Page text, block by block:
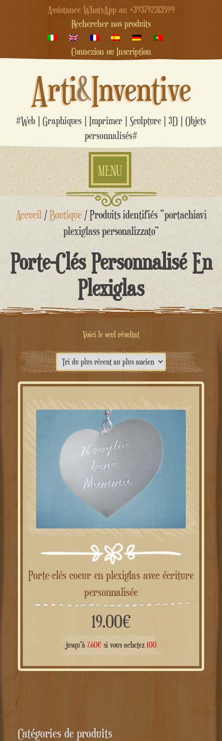
Assistance WhatsApp au +393792313599
Rechercher nos produits
Connexion ou Inscription
Arti&Inventive
#Web | Graphiques | Imprimer | Sculpture | 3D | Objets
personnalisés#
MENU
Aller
Accueil /Boutique/ Produits identifiés “portachiavi
plexiglass personalizzato”
Porte-Clés Personnalisé En
Plexiglas
Voici le seul résultat
Porte-clés coeur en plexiglas avec écriture
personnalisée
19.00€
jusqu'à 7.60€si vous achetez 100
Catégories de produits